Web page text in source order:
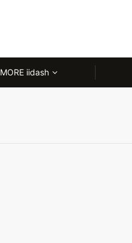
MORE iidash